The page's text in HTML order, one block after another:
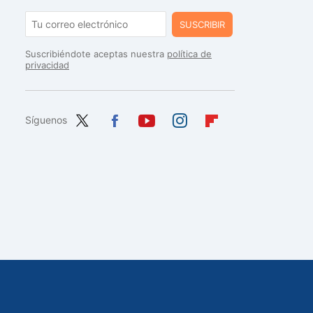
SUSCRIBIR
Suscribiéndote aceptas nuestra política de
privacidad
Síguenos